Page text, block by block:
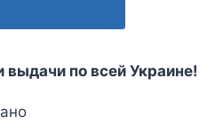
выдачи по всей Украине!